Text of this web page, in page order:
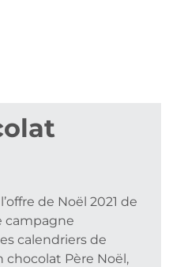
de Noël 2021 de
campagne
calendriers de
chocolat Père Noël,